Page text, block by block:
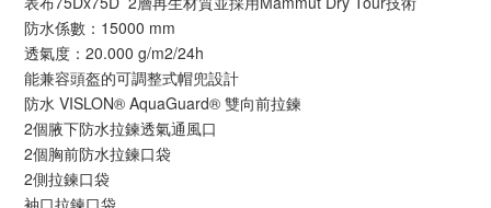
防水係數：15000 mm
透氣度：20.000 g/m2/24h
能兼容頭盔的可調整式帽兜設計
防水 VISLON® AquaGuard® 雙向前拉鍊
2個腋下防水拉鍊透氣通風口
2個胸前防水拉鍊口袋
2側拉鍊口袋
袖口拉鍊口袋